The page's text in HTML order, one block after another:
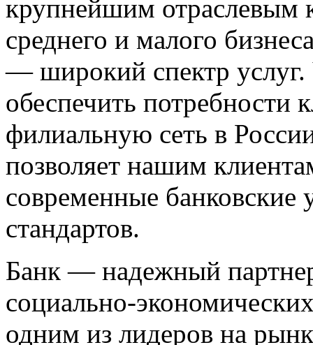
крупнейшим отраслевым
среднего и малого
— широкий спектр
обеспечить потребности
филиальную сеть в
позволяет нашим
современные
стандартов.
Банк — надежный
социально-
одним из лидеров на